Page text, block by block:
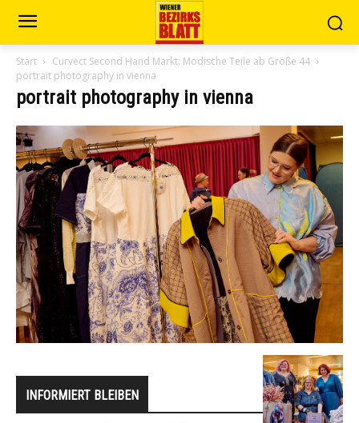
Start
Curvect Second Hand Markt: Modische Teile ab Größe 44
portrait photography in vienna
portrait photography in vienna
INFORMIERT BLEIBEN